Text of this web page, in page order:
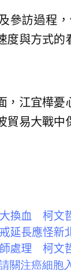
參訪過程
度與方式
，江宜樺
貿易大戰
換血 柯文
延長應怪
處理 柯文